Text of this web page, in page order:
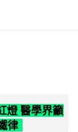
燈 醫學界籲
律